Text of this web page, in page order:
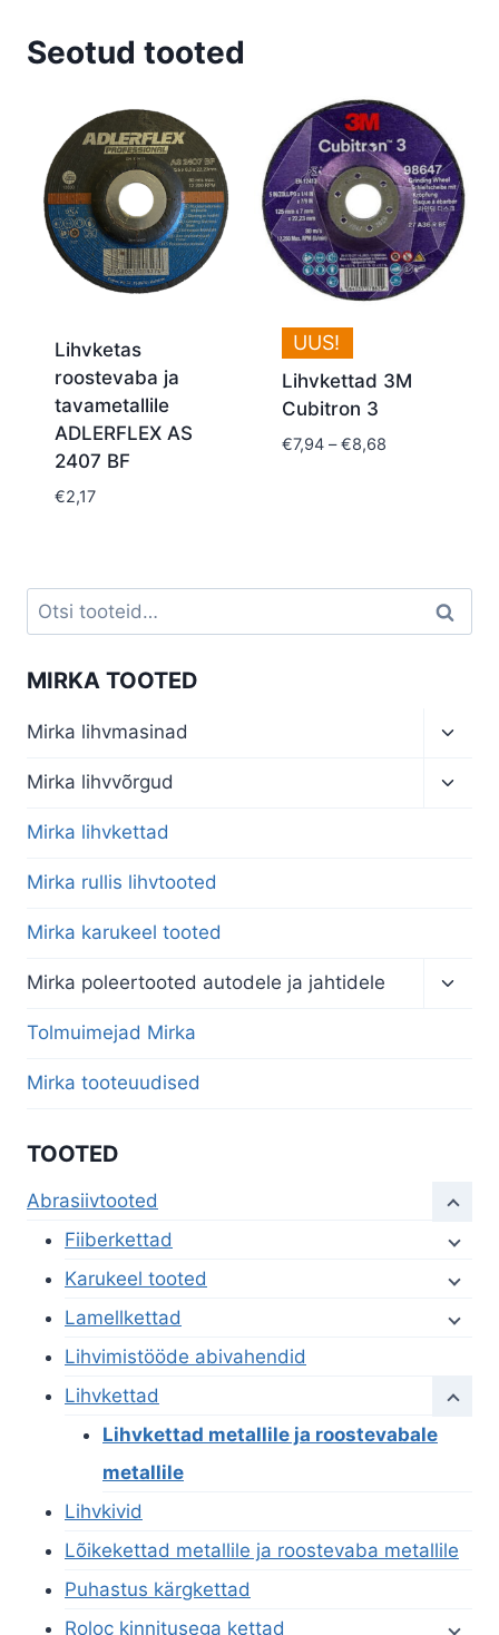
Seotud tooted
Lihvketas
roostevaba ja
tavametallile
ADLERFLEX AS
2407 BF
€2,17
UUS!
Lihvkettad 3M
Cubitron 3
€7,94 – €8,68Price
Otsi: Otsi
MIRKA TOOTED
Mirka lihvmasinad
menu
Mirka lihvvõrgud
Mirka lihvkettad
Mirka rullis lihvtooted
Mirka karukeel tooted
Mirka poleertooted autodele ja jahtidele
Tolmuimejad Mirka
Mirka tooteuudised
TOOTED
Abrasiivtooted
Fiiberkettad
Karukeel tooted
Lamellkettad
Lihvimistööde abivahendid
Lihvkettad
Lihvkettad metallile ja roostevabale
metallile
Lihvkivid
Lõikekettad metallile ja roostevaba metallile
Puhastus kärgkettad
Roloc kinnitusega kettad